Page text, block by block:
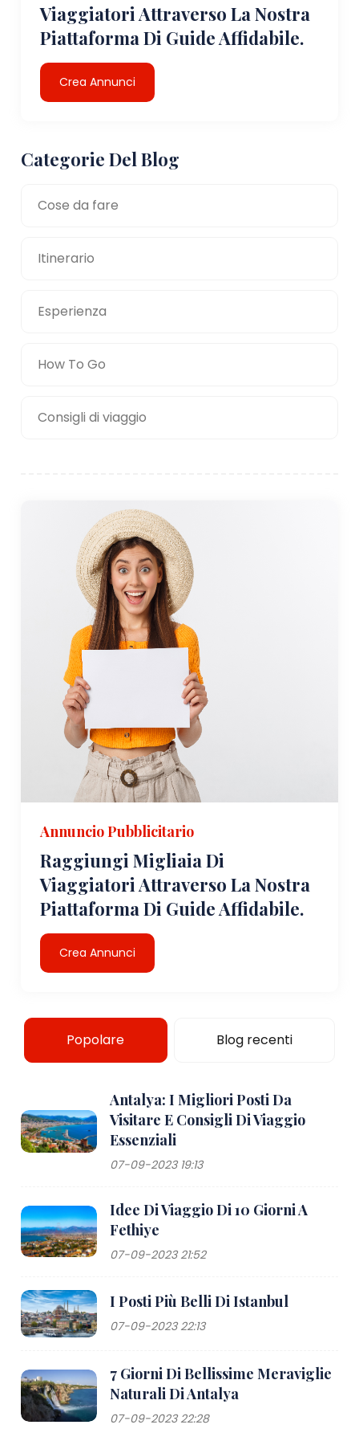
Viaggiatori Attraverso La Nostra
Piattaforma Di Guide Affidabile.
Crea Annunci
Categorie Del Blog
Cose da fare
Itinerario
Esperienza
How To Go
Consigli di viaggio
Annuncio Pubblicitario
Raggiungi Migliaia Di
Viaggiatori Attraverso La Nostra
Piattaforma Di Guide Affidabile.
Crea Annunci
Popolare Blog recenti
Antalya: I Migliori Posti Da
Visitare E Consigli Di Viaggio
Essenziali
07-09-2023 19:13
Idee Di Viaggio Di 10 Giorni A
Fethiye
07-09-2023 21:52
I Posti Più Belli Di Istanbul
07-09-2023 22:13
7 Giorni Di Bellissime Meraviglie
Naturali Di Antalya
07-09-2023 22:28